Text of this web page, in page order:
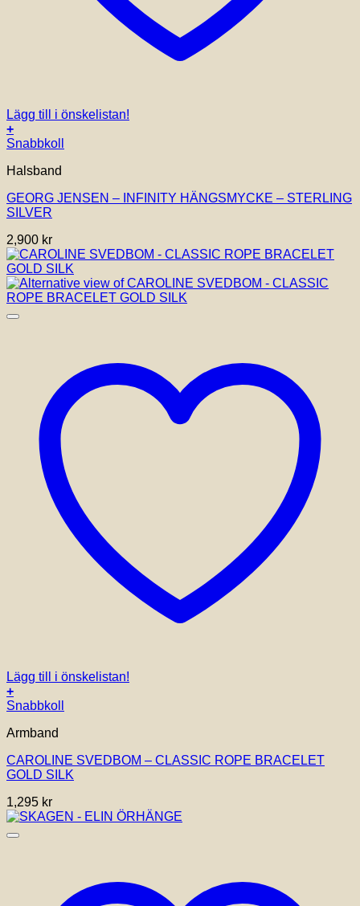
Lägg till i önskelistan!
+
Snabbkoll
Halsband
GEORG JENSEN – INFINITY HÄNGSMYCKE – STERLING
SILVER
2,900 kr
Lägg till i önskelistan!
+
Snabbkoll
Armband
CAROLINE SVEDBOM – CLASSIC ROPE BRACELET
GOLD SILK
1,295 kr